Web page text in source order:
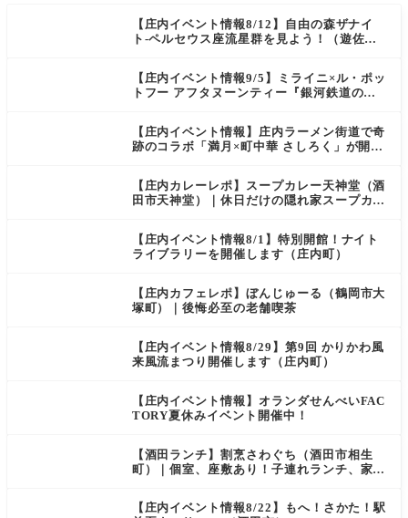
【庄内イベント情報8/12】自由の森ザナイ
ト-ペルセウス座流星群を見よう！（遊佐
【庄内イベント情報9/5】ミライニ×ル・ポッ
トフー アフタヌーンティー『銀河鉄道の
【庄内イベント情報】庄内ラーメン街道で奇
跡のコラボ「満月×町中華 さしろく」が開催
【庄内カレーレポ】スープカレー天神堂（酒
田市天神堂）｜休日だけの隠れ家スープカレ
【庄内イベント情報8/1】特別開館！ナイト
ライブラリーを開催します（庄内町）
【庄内カフェレポ】ぼんじゅーる（鶴岡市大
塚町）｜後悔必至の老舗喫茶
【庄内イベント情報8/29】第9回 かりかわ風
来風流まつり開催します（庄内町）
【庄内イベント情報】オランダせんべいFAC
TORY夏休みイベント開催中！
【酒田ランチ】割烹さわぐち（酒田市相生
町）｜個室、座敷あり！子連れランチ、家族
【庄内イベント情報8/22】もへ！さかた！駅